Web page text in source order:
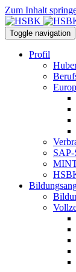
Zum Inhalt
Toggle navigation
Profil
SAP-